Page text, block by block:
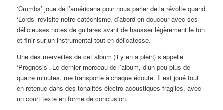
‘Crumbs’ joue de l’américana pour nous parler de la révolte quand
‘Lords’ revisite notre catéchisme, d’abord en douceur avec ses
délicieuses notes de guitares avant de hausser légèrement le ton
et finir sur un instrumental tout en délicatesse.
Une des merveilles de cet album (il y en a plein) s’appelle
‘Prognosis’. Le dernier morceau de l’album, d’un peu plus de
quatre minutes, me transporte à chaque écoute. Il est joué tout
en retenue dans des tonalités électro acoustiques fragiles, avec
un court texte en forme de conclusion.